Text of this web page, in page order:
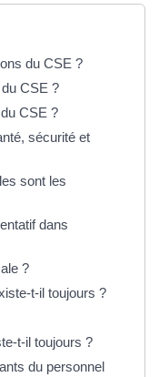
du CSE ?
CSE ?
CSE ?
sécurité et
sont les
dans
?
t-il toujours ?
t-il toujours ?
du personnel